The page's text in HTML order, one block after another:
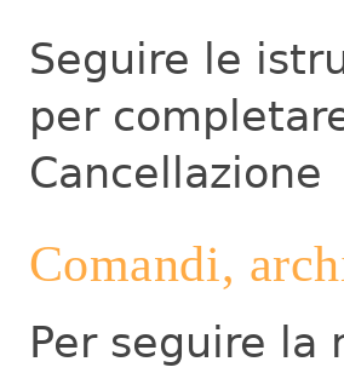
Seguire le
per
Cancellazione
Comandi,
Per seguire la